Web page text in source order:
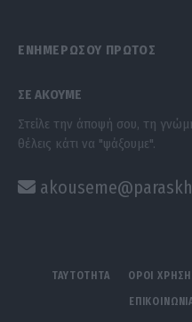
ΕΝΗΜΕΡΩΣΟΥ ΠΡΩΤΟΣ
ΣΕ ΑΚΟΥΜΕ
Στείλε την άποψή σου, τη
θέλεις κάτι να "ψάξουμε".
ΤΑΥΤΟΤΗΤΑ ΟΡΟΙ